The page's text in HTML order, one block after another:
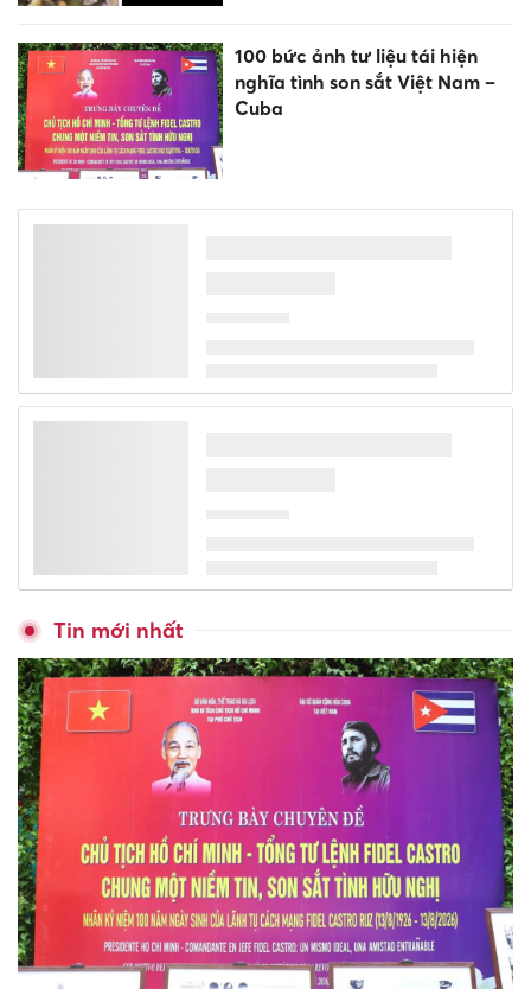
100 bức ảnh tư liệu tái hiện
nghĩa tình son sắt Việt Nam –
Cuba
Xếp hạng may - rủi của 12 con
Lan tỏa phong trào bảo vệ an
ninh Tổ quốc trong môi trường
giáo dục
Hơn 83.000 giáo viên tại 11
tỉnh, thành phố hoàn thành
khảo sát năng lực tiếng Anh